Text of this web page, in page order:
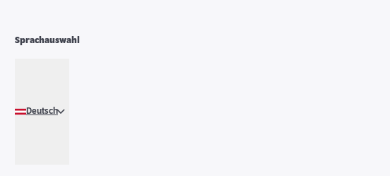
Sprachauswahl
Deutsch